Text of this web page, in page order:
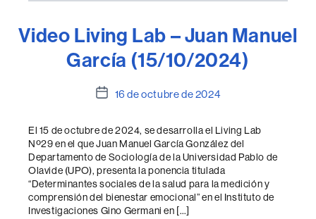
Video Living Lab – Juan Manuel
García (15/10/2024)
Fecha
entrada
16 de octubre de 2024
El 15 de octubre de 2024, se desarrolla el Living Lab
Nº29 en el que Juan Manuel García González del
Departamento de Sociología de la Universidad Pablo de
Olavide (UPO), presenta la ponencia titulada
“Determinantes sociales de la salud para la medición y
comprensión del bienestar emocional” en el Instituto de
Investigaciones Gino Germani en […]